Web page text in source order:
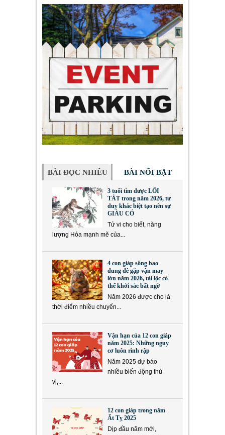
BÀI ĐỌC NHIỀU BÀI NỔI BẬT
3 tuổi tìm được LỐI
TẮT trong năm 2026, tư
duy khác biệt tạo nên sự
GIÀU CÓ
Tử vi cho biết, năng
lượng Hỏa mạnh mẽ của...
4 con giáp sống bao
dung dễ gặp vận may
lớn năm 2026, tài lộc có
thể khởi sắc bất ngờ
Năm 2026 được cho là
thời điểm nhiều chuyển...
Vận hạn của 12 con giáp
năm 2025: Những nguy
cơ luôn rình rập
Năm 2025 dự báo
nhiều biến động thú
vị,...
12 con giáp trong năm
Ất Tỵ 2025
Dịp đầu năm mới,